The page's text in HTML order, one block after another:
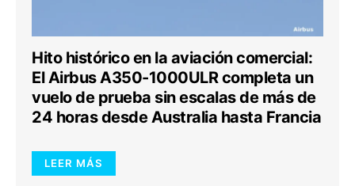
Hito histórico en la aviación comercial:
El Airbus A350-1000ULR completa un
vuelo de prueba sin escalas de más de
24 horas desde Australia hasta Francia
LEER MÁS